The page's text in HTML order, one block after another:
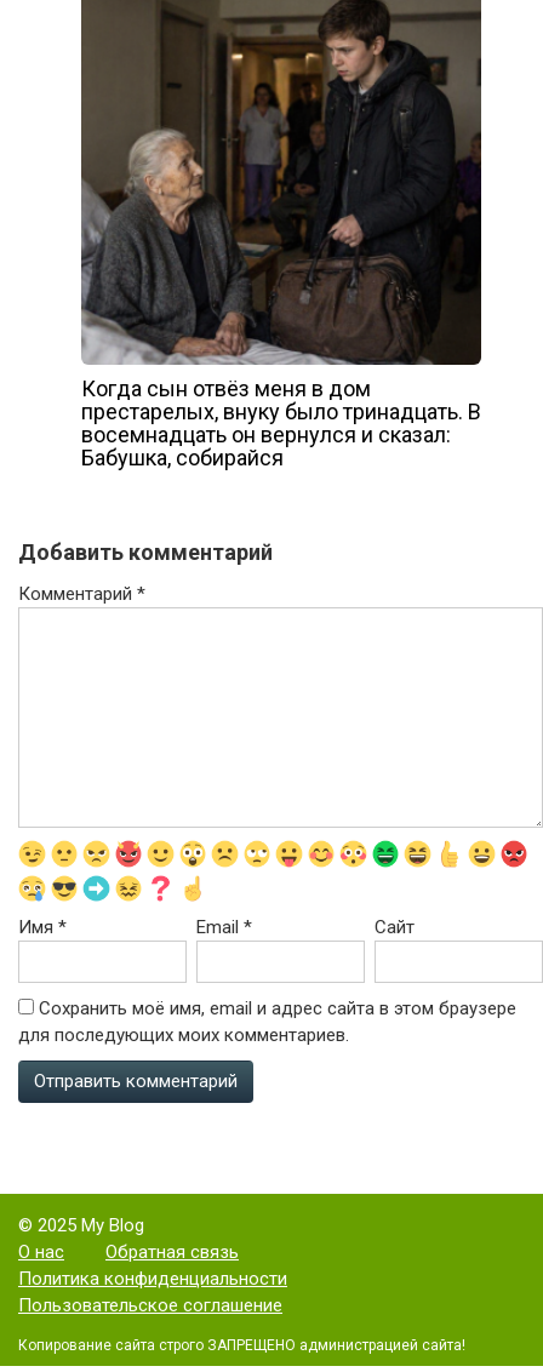
Когда сын отвёз меня в дом
престарелых, внуку было тринадцать. В
восемнадцать он вернулся и сказал:
Бабушка, собирайся
Добавить комментарий
Комментарий *
Имя * Email* Сайт
Сохранить моё имя, email и адрес сайта в этом браузере
для последующих моих комментариев.
© 2025 My Blog
О нас
Обратная связь
Политика конфиденциальности
Пользовательское соглашение
Копирование сайта строго ЗАПРЕЩЕНО администрацией сайта!